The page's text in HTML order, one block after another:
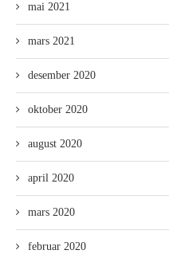
mai 2021
mars 2021
desember 2020
oktober 2020
august 2020
april 2020
mars 2020
februar 2020